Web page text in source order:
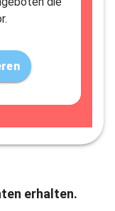
erhalten.